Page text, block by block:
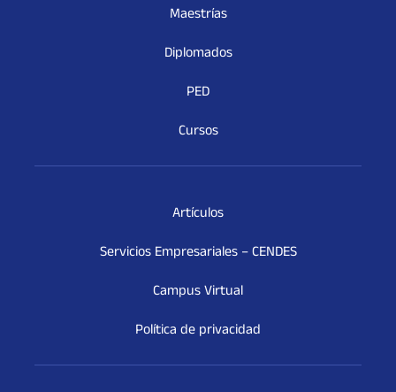
Maestrías
Diplomados
PED
Cursos
Artículos
Servicios Empresariales – CENDES
Campus Virtual
Política de privacidad